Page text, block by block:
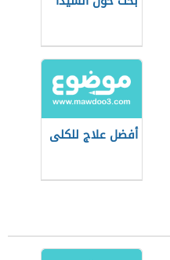
أفضل علاج للكلى